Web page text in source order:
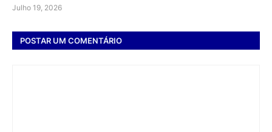
Julho 19, 2026
POSTAR UM COMENTÁRIO